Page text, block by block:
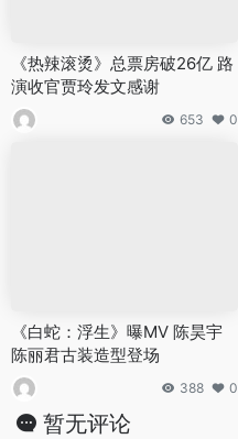
《热辣滚烫》总票房破26亿 路
演收官贾玲发文感谢
653 0
《白蛇：浮生》曝MV 陈昊宇
陈丽君古装造型登场
388 0
暂无评论